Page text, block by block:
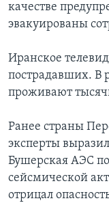
качестве
эвакуированы
Иранское
пострадавших. В
проживают
Ранее страны
эксперты
Бушерская АЭС
сейсмической
отрицал